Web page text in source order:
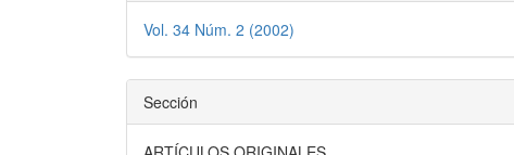
Vol. 34 Núm. 2 (2002)
Sección